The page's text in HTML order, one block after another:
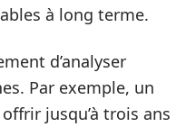
à long terme.
d’analyser
Par exemple, un
jusqu’à trois ans